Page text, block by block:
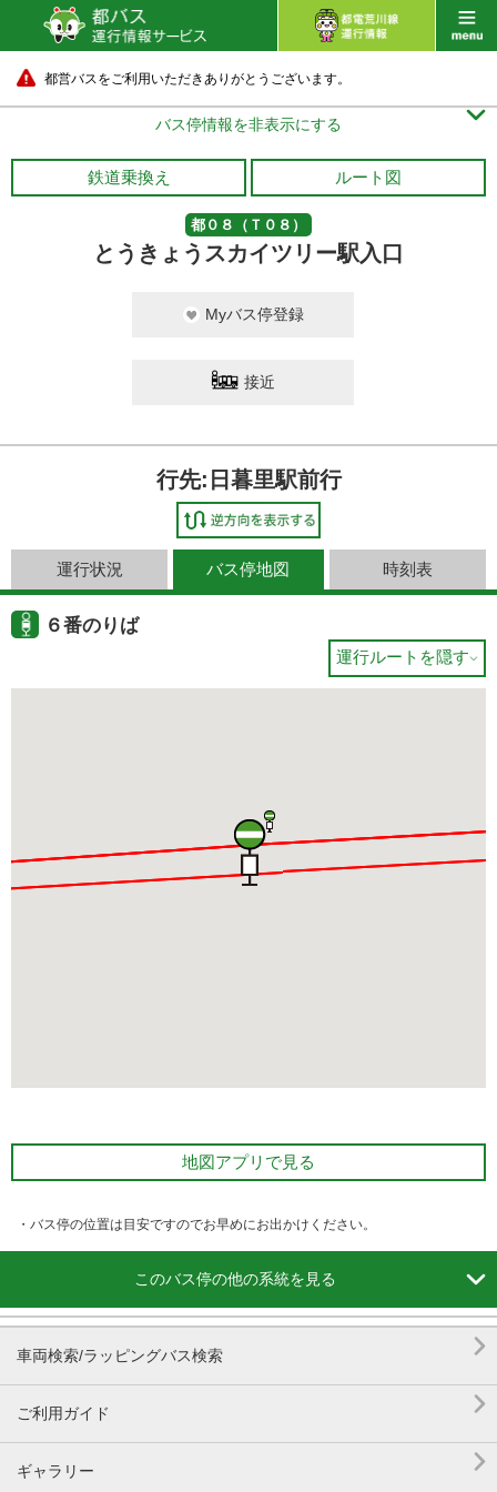
都営バスをご利用いただきありがとうございます。
バス停情報を非表示にする 
鉄道乗換え ルート図
都０８（Ｔ０８）
とうきょうスカイツリー駅入口
Myバス停登録
接近
行先:日暮里駅前行
運行状況 バス停地図 時刻表
６番のりば
運行ルートを隠す
地図アプリで見る
・バス停の位置は目安ですのでお早めにお出かけください。
このバス停の他の系統を見る 
車両検索/ラッピングバス検索 
ご利用ガイド 
ギャラリー 